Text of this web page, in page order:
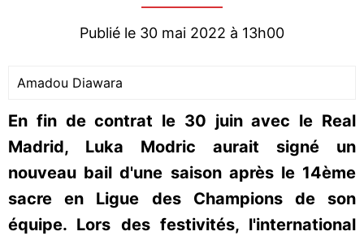
Publié le 30 mai 2022 à 13h00
Amadou Diawara
En fin de contrat le 30 juin avec le Real
Madrid, Luka Modric aurait signé un
nouveau bail d'une saison après le 14ème
sacre en Ligue des Champions de son
équipe. Lors des festivités, l'international